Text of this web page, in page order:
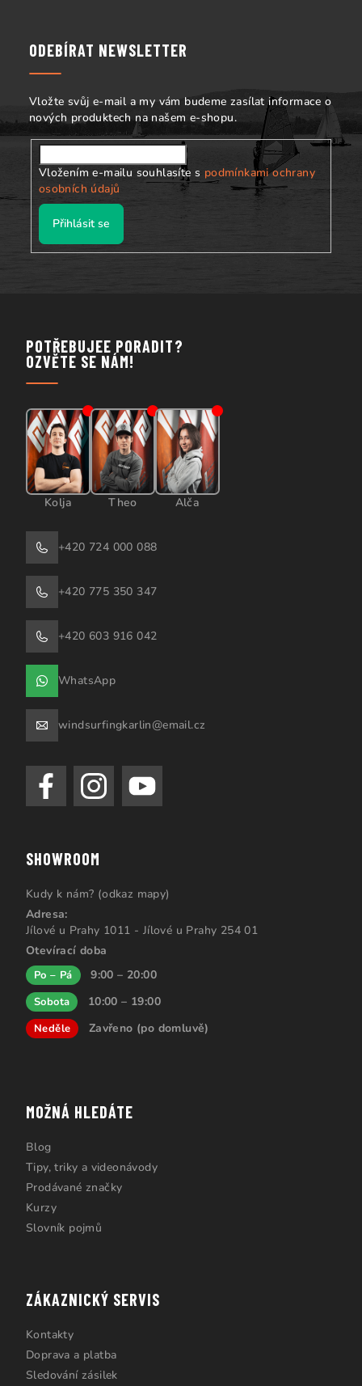
ODEBÍRAT NEWSLETTER
Vložte svůj e-mail a my vám budeme zasílat informace o
nových produktech na našem e-shopu.
Vložením e-mailu souhlasíte s podmínkami ochrany
osobních údajů
Přihlásit se
POTŘEBUJEE PORADIT?
OZVĚTE SE NÁM!
Kolja Theo Alča
+420 724 000 088
+420 775 350 347
+420 603 916 042
WhatsApp
windsurfingkarlin@email.cz
SHOWROOM
Kudy k nám? (odkaz mapy)
Adresa:
Jílové u Prahy 1011 - Jílové u Prahy 254 01
Otevírací doba
Po – Pá 9:00 – 20:00
Sobota 10:00 – 19:00
Neděle Zavřeno (po domluvě)
MOŽNÁ HLEDÁTE
Blog
Tipy, triky a videonávody
Prodávané značky
Kurzy
Slovník pojmů
ZÁKAZNICKÝ SERVIS
Kontakty
Doprava a platba
Sledování zásilek